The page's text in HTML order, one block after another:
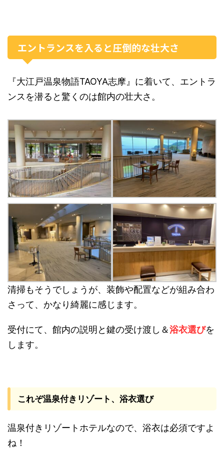
エントランスを入ると圧倒的な壮大さ
『大江戸温泉物語TAOYA志摩』に着いて、エントラ
ンスを潜ると驚くのは館内の壮大さ。
清掃もそうでしょうが、装飾や配置などが組み合わ
さって、かなり綺麗に感じます。
受付にて、館内の説明と鍵の受け渡し＆浴衣選びを
します。
これぞ温泉付きリゾート、浴衣選び
温泉付きリゾートホテルなので、浴衣は必須ですよ
ね！